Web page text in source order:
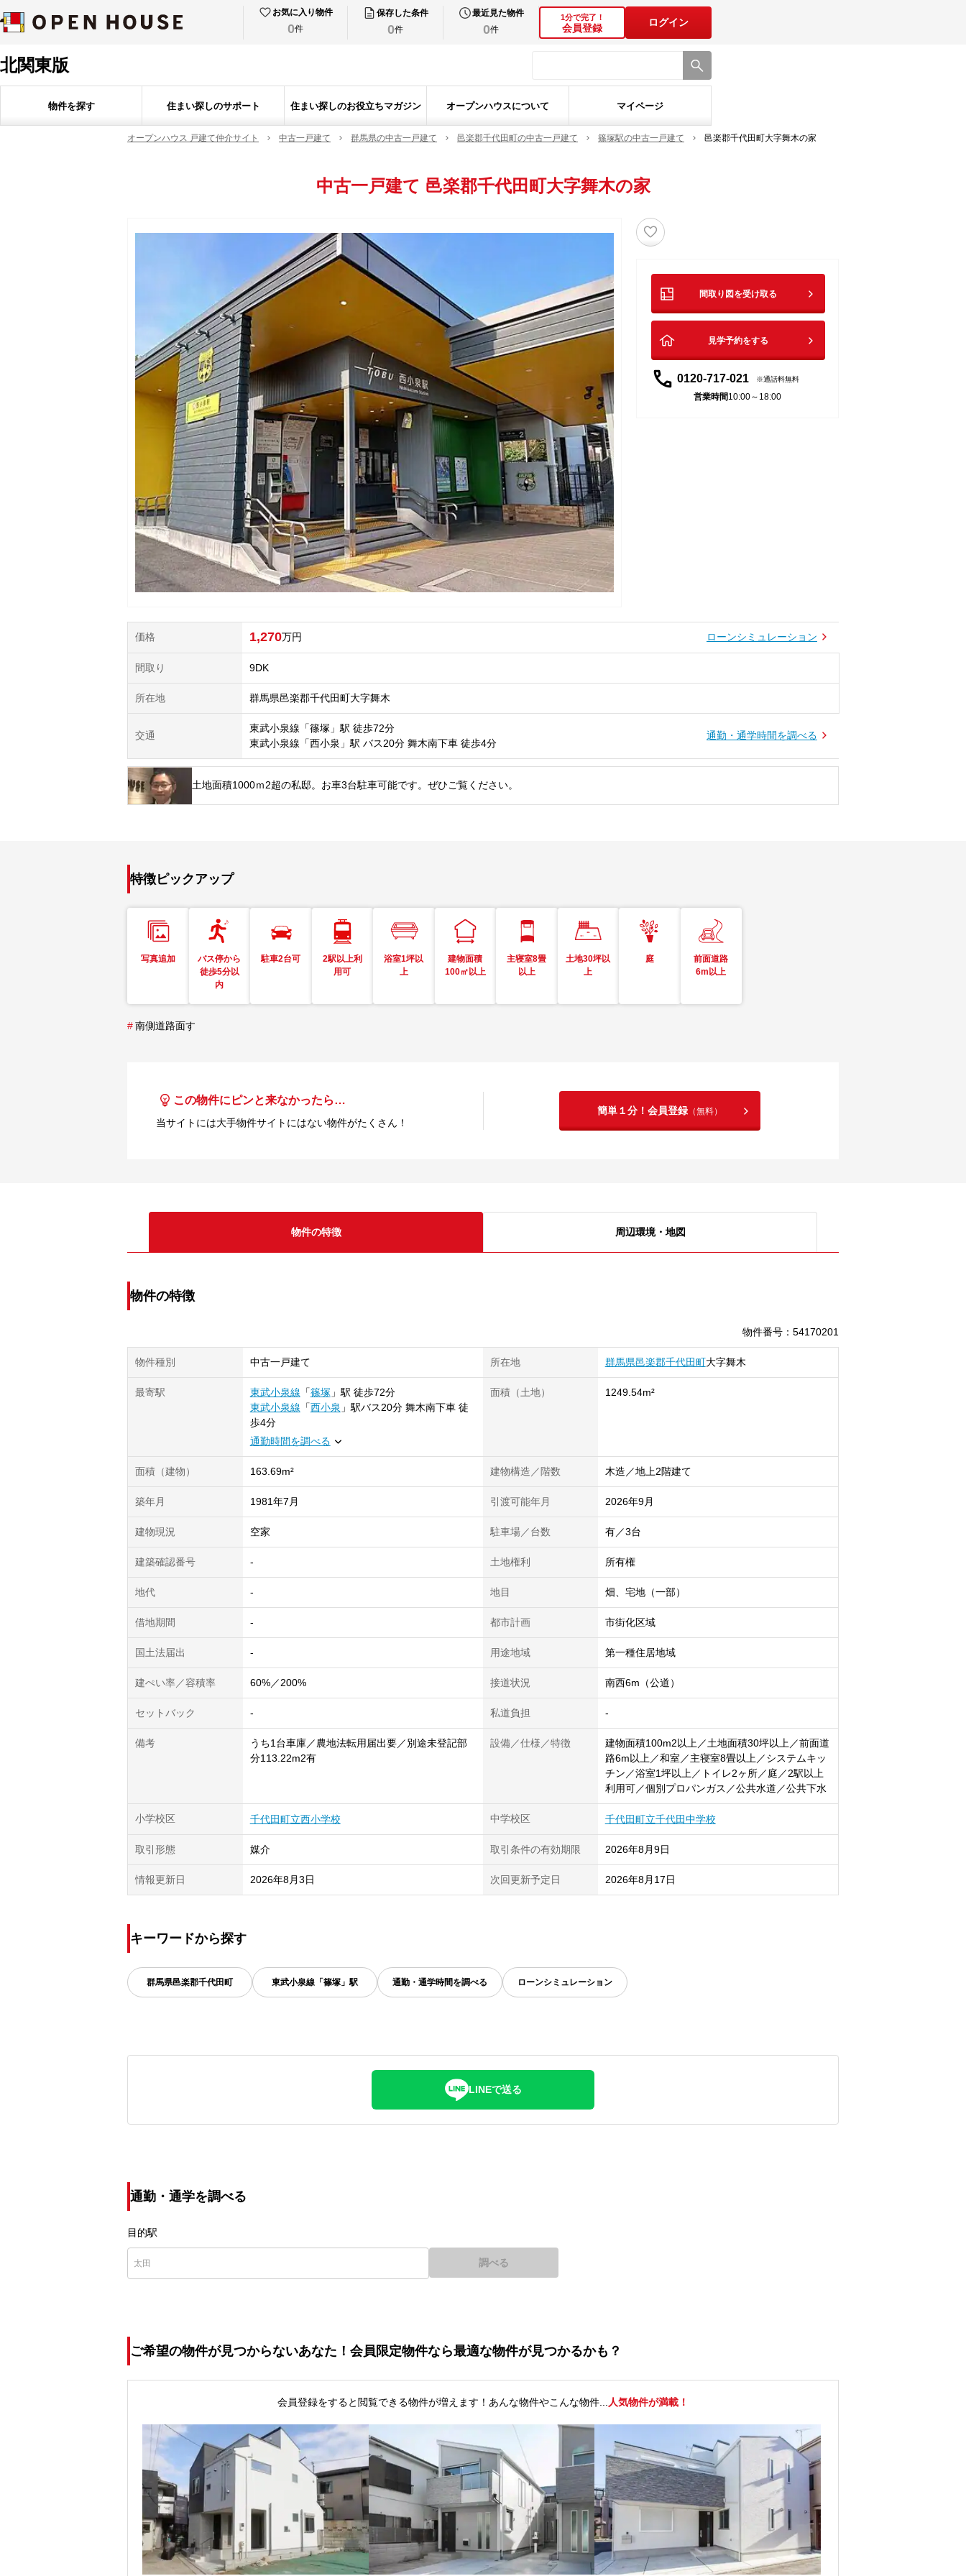
お気に入り物件
0件
保存した条件
0件
最近見た物件
0件
1分で完了！
会員登録
ログイン
北関東版
物件を探す 住まい探しのサポート 住まい探しのお役立ちマガジン オープンハウスについて マイページ
オープンハウス 戸建て仲介サイト 中古一戸建て 群馬県の中古一戸建て 邑楽郡千代田町の中古一戸建て 篠塚駅の中古一戸建て 邑楽郡千代田町大字舞木の家
中古一戸建て 邑楽郡千代田町大字舞木の家
♡
間取り図を受け取る
見学予約をする
0120-717-021 通話料無料
営業時間10:00～18:00
価格 1,270万円 ローンシミュレーション
間取り 9DK
所在地 群馬県邑楽郡千代田町大字舞木
交通
東武小泉線「篠塚」駅 徒歩72分
東武小泉線「西小泉」駅 バス20分 舞木南下車 徒歩4分
通勤・通学時間を調べる
土地面積1000ｍ2超の私邸。お車3台駐車可能です。ぜひご覧ください。
特徴ピックアップ
写真追加
バス停から
徒歩5分以
内
駐車2台可
2駅以上利
用可
浴室1坪以
上
建物面積
100㎡以上
主寝室8畳
以上
土地30坪以
上
庭
前面道路
6m以上
#南側道路面す
この物件にピンと来なかったら…
当サイトには大手物件サイトにはない物件がたくさん！
簡単１分！会員登録 （無料）
物件の特徴 周辺環境・地図
物件の特徴
物件番号 ： 54170201
物件種別 中古一戸建て 所在地 群馬県邑楽郡千代田町大字舞木
最寄駅 東武小泉線 「篠塚」駅 徒歩72分
東武小泉線 「西小泉 」駅バス20分 舞木南下車 徒
歩4分
通勤時間を調べる
面積（土地） 1249.54m²
面積（建物） 163.69m² 建物構造／階数 木造／地上2階建て
築年月 1981年7月 引渡可能年月 2026年9月
建物現況 空家 駐車場／台数 有／3台
建築確認番号 - 土地権利 所有権
地代 - 地目 畑、宅地（一部）
借地期間 - 都市計画 市街化区域
国土法届出 - 用途地域 第一種住居地域
建ぺい率／容積率 60%／200% 接道状況 南西6m（公道）
セットバック - 私道負担 -
備考
うち1台車庫／農地法転用届出要／別途未登記部
分113.22m2有
設備／仕様／特徴
建物面積100m2以上／土地面積30坪以上／前面道
路6m以上／和室／主寝室8畳以上／システムキッ
チン／浴室1坪以上／トイレ2ヶ所／庭／2駅以上
利用可／個別プロパンガス／公共水道／公共下水
小学校区 千代田町立西小学校 中学校区 千代田町立千代田中学校
取引形態 媒介 取引条件の有効期限 2026年8月9日
情報更新日 2026年8月3日 次回更新予定日 2026年8月17日
キーワードから探す
群馬県邑楽郡千代田町 東武小泉線「篠塚」駅 通勤・通学時間を調べる ローンシミュレーション
LINEで送る
通勤・通学を調べる
目的駅
調べる
ご希望の物件が見つからないあなた！会員限定物件なら最適な物件が見つかるかも？
会員登録をすると閲覧できる物件が増えます！あんな物件やこんな物件... 人気物件が満載！